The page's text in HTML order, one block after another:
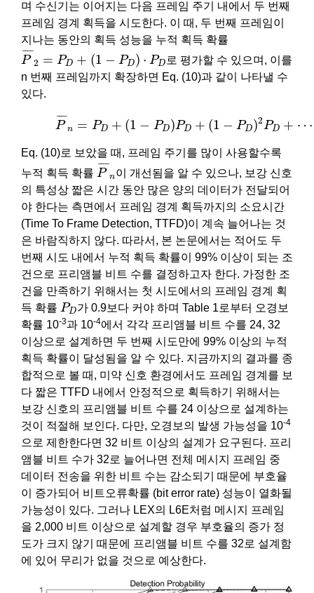
며 수신기는 이어지는 다음 프레임 주기 내에서 두 번째
프레임 경계 획득을 시도한다. 이 때, 두 번째 프레임이
지나는 동안의 획득 성능을 누적 획득 확률
¯¯¯¯
P 2 = PD + (1 − PD) ⋅ PD
P¯ 2= PD+( 1 P D )⋅PD
로 평가할 수 있으며, 이를
n 번째 프레임까지 확장하면 Eq. (10)과 같이 나타낼 수
있다.
¯¯¯¯
P n = PD + (1 − PD)PD + (1 − PD)2PD + ⋯
(10) )2
Eq. (10)로 보았을 때, 프레임 주기를 많이 사용할수록
누적 획득 확률
¯¯¯¯
P n
P¯ n
이 개선됨을 알 수 있으나, 보강 신호
의 특성상 짧은 시간 동안 많은 양의 데이터가 전달되어
야 한다는 측면에서 프레임 경계 획득까지의 소요시간
(Time To Frame Detection, TTFD)이 계속 늘어나는 것
은 바람직하지 않다. 따라서, 본 논문에서는 적어도 두
번째 시도 내에서 누적 획득 확률이 99% 이상이 되는 조
건으로 프리앰블 비트 수를 결정하고자 한다. 가정한 조
건을 만족하기 위해서는 첫 시도에서의 프레임 경계 획
득 확률 PD
PD가 0.9보다 커야 하며 Table 1로부터 오경보
확률 10-3과 10-4에서 각각 프리앰블 비트 수를 24, 32
이상으로 설계하면 두 번째 시도만에 99% 이상의 누적
획득 확률이 달성됨을 알 수 있다. 지금까지의 결과를 종
합적으로 볼 때, 미약 신호 환경에서도 프레임 경계를 보
다 짧은 TTFD 내에서 안정적으로 획득하기 위해서는
보강 신호의 프리앰블 비트 수를 24 이상으로 설계하는
것이 적절해 보인다. 다만, 오경보의 발생 가능성을 10-4
으로 제한한다면 32 비트 이상의 설계가 요구된다. 프리
앰블 비트 수가 32로 늘어나면 전체 메시지 프레임 중
데이터 전송을 위한 비트 수는 감소되기 때문에 부호율
이 증가되어 비트오류확률 (bit error rate) 성능이 열화될
가능성이 있다. 그러나 LEX의 L6E처럼 메시지 프레임
을 2,000 비트 이상으로 설계할 경우 부호율의 증가 정
도가 크지 않기 때문에 프리앰블 비트 수를 32로 설계함
에 있어 무리가 없을 것으로 예상한다.